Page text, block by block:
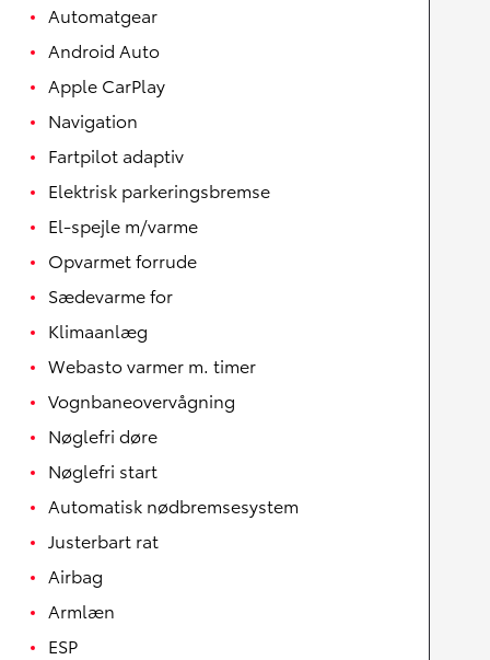
Automatgear
Android Auto
Apple CarPlay
Navigation
Fartpilot adaptiv
Elektrisk parkeringsbremse
El-spejle m/varme
Opvarmet forrude
Sædevarme for
Klimaanlæg
Webasto varmer m. timer
Vognbaneovervågning
Nøglefri døre
Nøglefri start
Automatisk nødbremsesystem
Justerbart rat
Airbag
Armlæn
ESP